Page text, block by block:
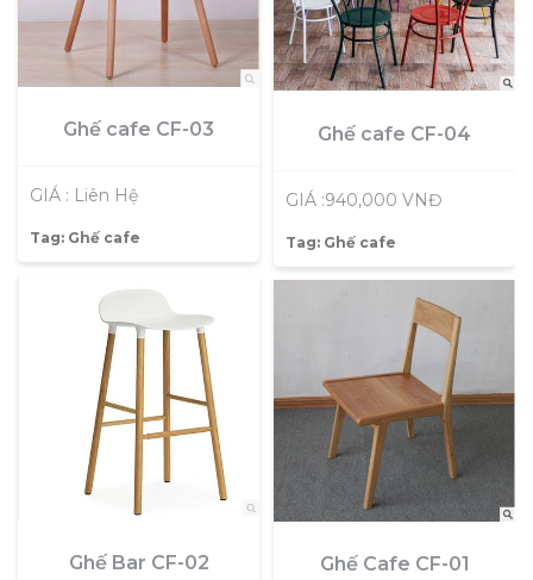
Ghế cafe CF-04
GIÁ :940,000 VNĐ
Tag: Ghế cafe
Ghế cafe CF-03
GIÁ : Liên Hệ
Tag: Ghế cafe
Ghế Bar CF-02 Ghế Cafe CF-01